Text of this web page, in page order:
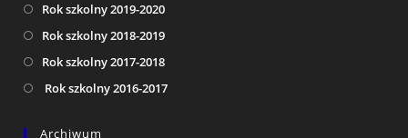
Rok szkolny 2019-2020
Rok szkolny 2018-2019
Rok szkolny 2017-2018
Rok szkolny 2016-2017
Archiwum